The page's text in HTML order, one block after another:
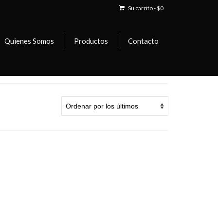
Su carrito-$0
Quienes Somos Productos Contacto